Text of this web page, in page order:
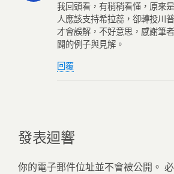
我回頭看，有稍稍看懂，原來
人應該支持希拉蕊，卻轉投川
才會誤解，不好意思，感謝筆
闢的例子與見解。
回覆
發表迴響
你的電子郵件位址並不會被公開。